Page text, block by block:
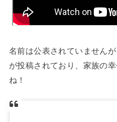
名前は公表されていません
が投稿されており、家族の
ね！